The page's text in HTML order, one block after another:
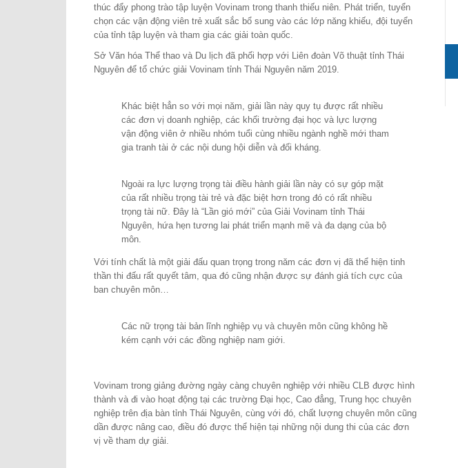
thúc đẩy phong trào tập luyện Vovinam trong thanh thiếu niên. Phát triển, tuyển
chọn các vận động viên trẻ xuất sắc bổ sung vào các lớp năng khiếu, đội tuyển
của tỉnh tập luyện và tham gia các giải toàn quốc.
Sở Văn hóa Thể thao và Du lịch đã phối hợp với Liên đoàn Võ thuật tỉnh Thái
Nguyên để tổ chức giải Vovinam tỉnh Thái Nguyên năm 2019.
Khác biệt hẳn so với mọi năm, giải lần này quy tụ được rất nhiều
các đơn vị doanh nghiệp, các khối trường đại học và lực lượng
vận động viên ở nhiều nhóm tuổi cùng nhiều ngành nghề mới tham
gia tranh tài ở các nội dung hội diễn và đối kháng.
Ngoài ra lực lượng trọng tài điều hành giải lần này có sự góp mặt
của rất nhiều trọng tài trẻ và đặc biệt hơn trong đó có rất nhiều
trọng tài nữ. Đây là “Lần gió mới” của Giải Vovinam tỉnh Thái
Nguyên, hứa hẹn tương lai phát triển mạnh mẽ và đa dạng của bộ
môn.
Với tính chất là một giải đấu quan trọng trong năm các đơn vị đã thể hiện tinh
thần thi đấu rất quyết tâm, qua đó cũng nhận được sự đánh giá tích cực của
ban chuyên môn…
Các nữ trọng tài bản lĩnh nghiệp vụ và chuyên môn cũng không hề
kém cạnh với các đồng nghiệp nam giới.
Vovinam trong giảng đường ngày càng chuyên nghiệp với nhiều CLB được hình
thành và đi vào hoạt động tại các trường Đại học, Cao đẳng, Trung học chuyên
nghiệp trên địa bàn tỉnh Thái Nguyên, cùng với đó, chất lượng chuyên môn cũng
dần được nâng cao, điều đó được thể hiện tại những nội dung thi của các đơn
vị về tham dự giải.